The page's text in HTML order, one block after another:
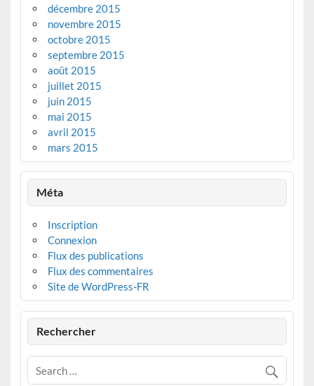
décembre 2015
novembre 2015
octobre 2015
septembre 2015
août 2015
juillet 2015
juin 2015
mai 2015
avril 2015
mars 2015
Méta
Inscription
Connexion
Flux des publications
Flux des commentaires
Site de WordPress-FR
Rechercher